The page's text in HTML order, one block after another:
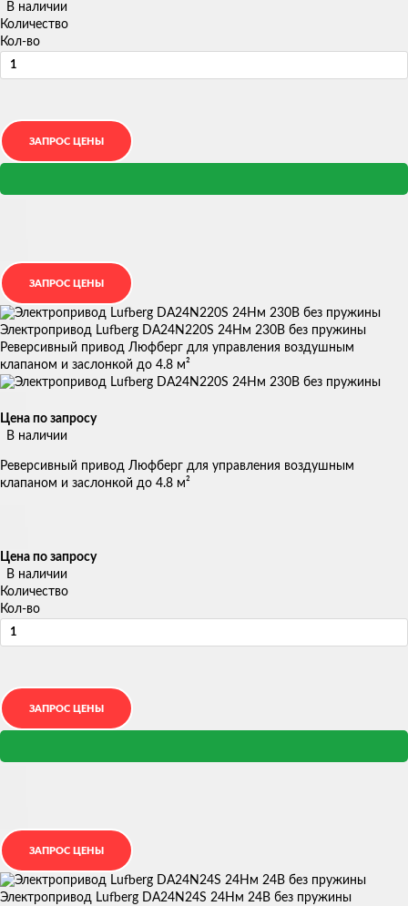
В наличии
Количество
Кол-во
Электропривод Lufberg DA24N220S 24Нм 230В без пружины
Реверсивный привод Люфберг для управления воздушным
клапаном и заслонкой до 4.8 м²
Цена по запросу
В наличии
Реверсивный привод Люфберг для управления воздушным
клапаном и заслонкой до 4.8 м²
Цена по запросу
В наличии
Количество
Кол-во
Электропривод Lufberg DA24N24S 24Нм 24В без пружины